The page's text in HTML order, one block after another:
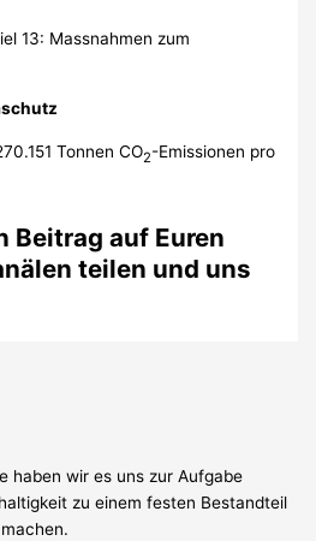
Tonnen CO2-Emissionen pro
Beitrag auf Euren
teilen und uns
haben wir es uns zur Aufgabe
zu einem festen Bestandteil